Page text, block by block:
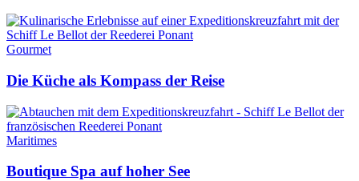
Gourmet
Die Küche als Kompass der Reise
Maritimes
Boutique Spa auf hoher See